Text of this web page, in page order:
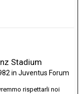
Stadium
in Juventus Forum
rispettarli noi